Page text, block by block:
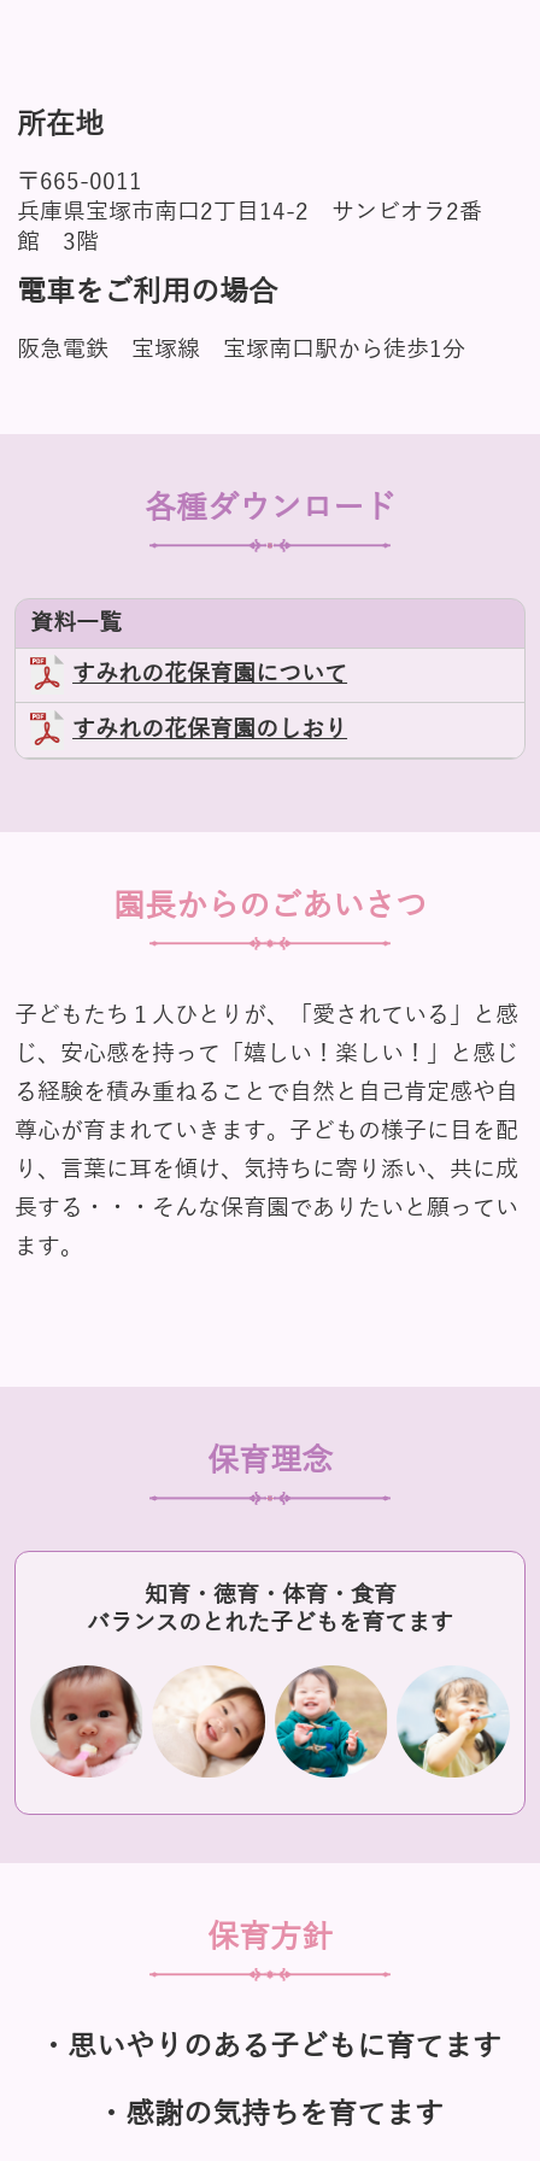
所在地
〒665-0011
兵庫県宝塚市南口2丁目14-2 サンビオラ2番
館 3階
電車をご利用の場合
阪急電鉄 宝塚線 宝塚南口駅から徒歩1分
各種ダウンロード
資料一覧
すみれの花保育園について
すみれの花保育園のしおり
園長からのごあいさつ
子どもたち１人ひとりが、「愛されている」と感
じ、安心感を持って「嬉しい！楽しい！」と感じ
る経験を積み重ねることで自然と自己肯定感や自
尊心が育まれていきます。子どもの様子に目を配
り、言葉に耳を傾け、気持ちに寄り添い、共に成
長する・・・そんな保育園でありたいと願ってい
ます。
保育理念
知育・徳育・体育・食育
バランスのとれた子どもを育てます
保育方針
・思いやりのある子どもに育てます
・感謝の気持ちを育てます